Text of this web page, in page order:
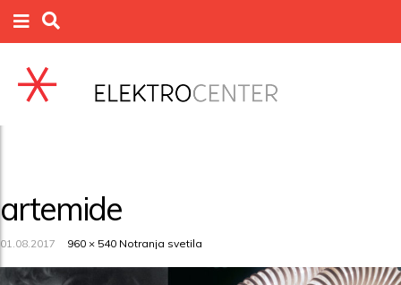
artemide
01.08.2017 960 × 540 Notranja svetila